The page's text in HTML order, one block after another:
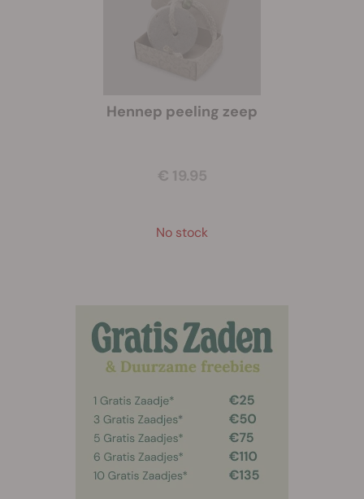
Hennep peeling zeep
€ 19.95
No stock